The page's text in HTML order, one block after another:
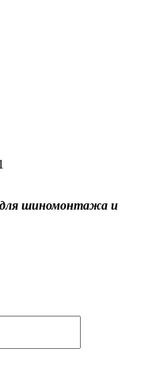
для шиномонтажа и